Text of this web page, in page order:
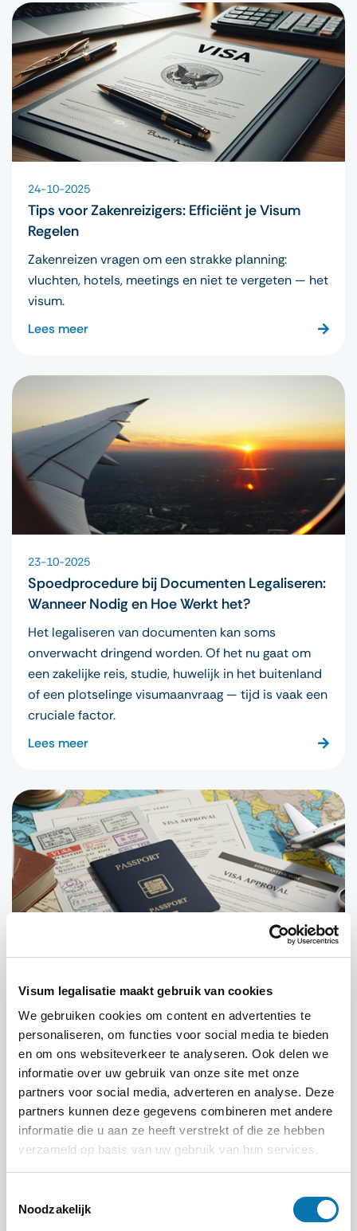
Visum legalisatie maakt gebruik van cookies
We gebruiken cookies om content en advertenties te
personaliseren, om functies voor social media te bieden
en om ons websiteverkeer te analyseren. Ook delen we
informatie over uw gebruik van onze site met onze
partners voor social media, adverteren en analyse. Deze
partners kunnen deze gegevens combineren met andere
informatie die u aan ze heeft verstrekt of die ze hebben
verzameld op basis van uw gebruik van hun services.
Noodzakelijk
24-10-2025
Tips voor Zakenreizigers: Efficiënt je Visum
Regelen
Zakenreizen vragen om een strakke planning:
vluchten, hotels, meetings en niet te vergeten — het
visum.
Lees meer
23-10-2025
Spoedprocedure bij Documenten Legaliseren:
Wanneer Nodig en Hoe Werkt het?
Het legaliseren van documenten kan soms
onverwacht dringend worden. Of het nu gaat om
een zakelijke reis, studie, huwelijk in het buitenland
of een plotselinge visumaanvraag — tijd is vaak een
cruciale factor.
Lees meer
Veelgemaakte Mythen over Visumaanvragen
Ontkracht
Het aanvragen van een visum is voor veel reizigers
een spannende maar tegelijkertijd verwarrende
ervaring.
Lees meer